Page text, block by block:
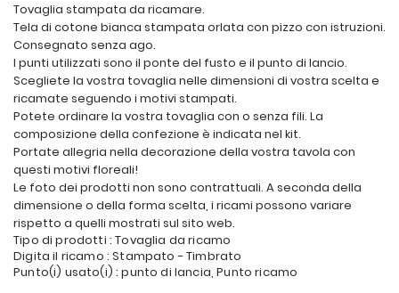
Tovaglia stampata da ricamare.
Tela di cotone bianca stampata orlata con pizzo con istruzioni.
Consegnato senza ago.
I punti utilizzati sono il ponte del fusto e il punto di lancio.
Scegliete la vostra tovaglia nelle dimensioni di vostra scelta e
ricamate seguendo i motivi stampati.
Potete ordinare la vostra tovaglia con o senza fili. La
composizione della confezione è indicata nel kit.
Portate allegria nella decorazione della vostra tavola con
questi motivi floreali!
Le foto dei prodotti non sono contrattuali. A seconda della
dimensione o della forma scelta, i ricami possono variare
rispetto a quelli mostrati sul sito web.
Tipo di prodotti : Tovaglia da ricamo
Digita il ricamo : Stampato - Timbrato
Punto(i) usato(i) : punto di lancia, Punto ricamo